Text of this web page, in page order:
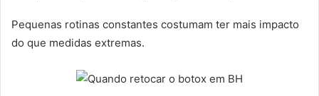
Pequenas rotinas constantes costumam ter mais impacto
do que medidas extremas.